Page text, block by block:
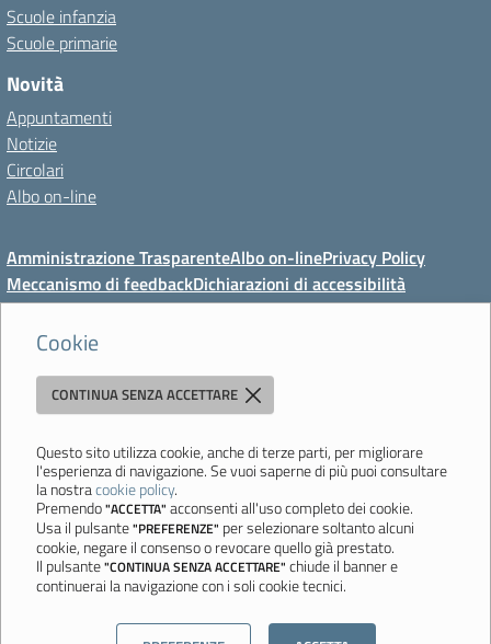
Cookie
CONTINUA SENZA ACCETTARE
Questo sito utilizza cookie, anche di terze parti, per migliorare
l'esperienza di navigazione. Se vuoi saperne di più puoi consultare
la nostracookie policy.
Premendo"ACCETTA" acconsenti all'uso completo dei cookie.
Usa il pulsante"PREFERENZE" per selezionare soltanto alcuni
cookie, negare il consenso o revocare quello già prestato.
Il pulsante"CONTINUA SENZA ACCETTARE" chiude il banner e
continuerai la navigazione con i soli cookie tecnici.
Scuole infanzia
Scuole primarie
Novità
Appuntamenti
Notizie
Circolari
Albo on-line
Amministrazione TrasparenteAlbo on-linePrivacy Policy
Meccanismo di feedbackDichiarazioni di accessibilità
Preferenze cookie
Direzione Didattica di Vignola
"Tutti diversamente uguali, tutti ugualmente diversi"
Viale Mazzini, 18 - 41058 Vignola (MO) - Tel. 059 771117 - Fax 059
771113 - Email:moee06000a@istruzione.it- PEC:
moee06000a@pec.istruzione.it
Ultimo aggiornamento: Mercoledì, 5 Agosto 2026 ore 08:44